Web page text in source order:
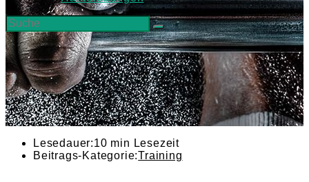
Lesedauer:10 min Lesezeit
Beitrags-Kategorie:Training